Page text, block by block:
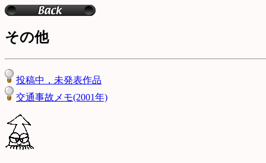
その他
投稿中，未発表作品
交通事故メモ(2001年)